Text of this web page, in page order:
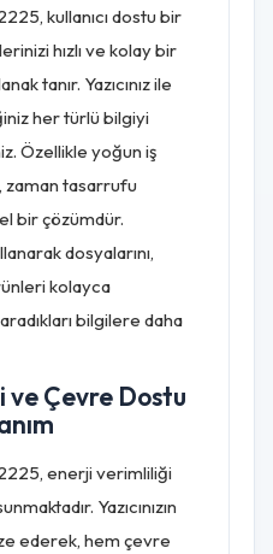
kullanıcı dostu bir
hızlı ve kolay bir
tanır. Yazıcınız ile
her türlü bilgiyi
Özellikle yoğun iş
tasarrufu
bir çözümdür.
dosyalarını,
kolayca
bilgilere daha
ve Çevre Dostu
enerji verimliliği
Yazıcınızın
ederek, hem çevre